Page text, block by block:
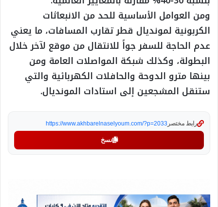
ومن العوامل الأساسية للحد من الانبعاثات
الكربونية لمونديال قطر تقارب المسافات، ما يعني
عدم الحاجة للسفر جواً للانتقال من موقع لآخر خلال
البطولة، وكذلك شبكة المواصلات العامة ومن
بينها مترو الدوحة والحافلات الكهربائية والتي
ستنقل المشجعين إلى استادات المونديال.
رابط مختصر https://www.akhbarelnaselyoum.com/?p=2033
نسخ